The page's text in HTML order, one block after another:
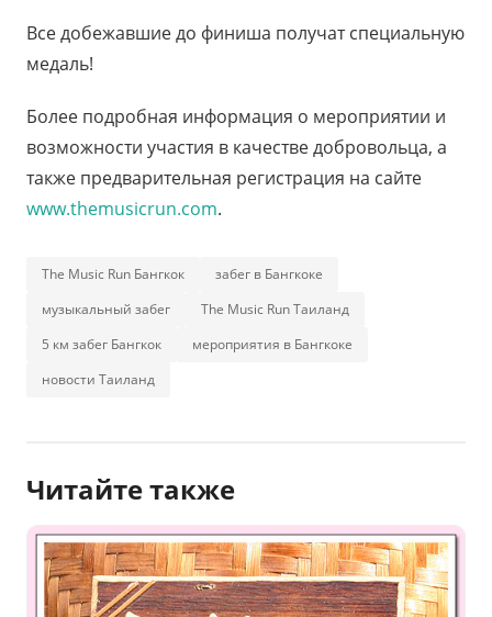
Все добежавшие до финиша получат специальную
медаль!
Более подробная информация о мероприятии и
возможности участия в качестве добровольца, а
также предварительная регистрация на сайте
www.themusicrun.com.
The Music Run Бангкок
забег в Бангкоке
музыкальный забег
The Music Run Таиланд
5 км забег Бангкок
мероприятия в Бангкоке
новости Таиланд
Читайте также